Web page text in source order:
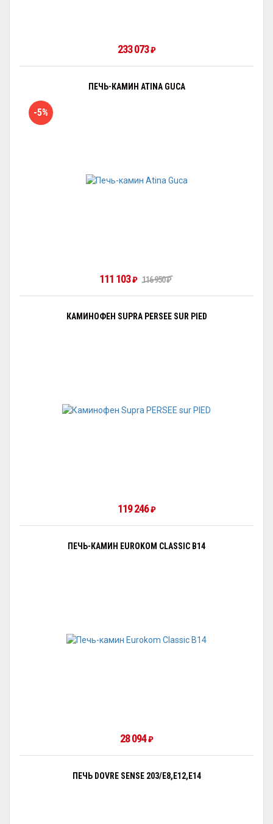
233 073₽
ПЕЧЬ-КАМИН ATINA GUCA
-5%
111 103₽ 116 950₽
КАМИНОФЕН SUPRA PERSEE SUR PIED
119 246₽
ПЕЧЬ-КАМИН EUROKOM CLASSIC B14
28 094₽
ПЕЧЬ DOVRE SENSE 203/E8,E12,E14